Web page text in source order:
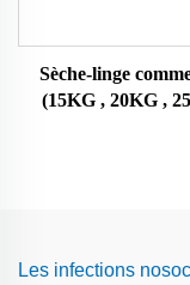
Sèche-linge
(15KG , 20KG ,
Les infections